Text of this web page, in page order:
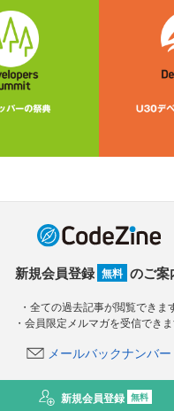
新規会員登録 無料 のご案
・全ての過去記事が閲覧できま
・会員限定メルマガを受信でき
メールバックナンバー
新規会員登録 無料